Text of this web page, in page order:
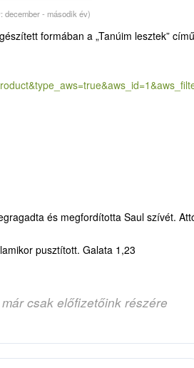
december - második év)
formában a „Tanúim lesztek” című
type_aws=true&aws_id=1&aws_
és megfordította Saul szívét.
pusztított. Galata 1,23
csak előfizetőink részére